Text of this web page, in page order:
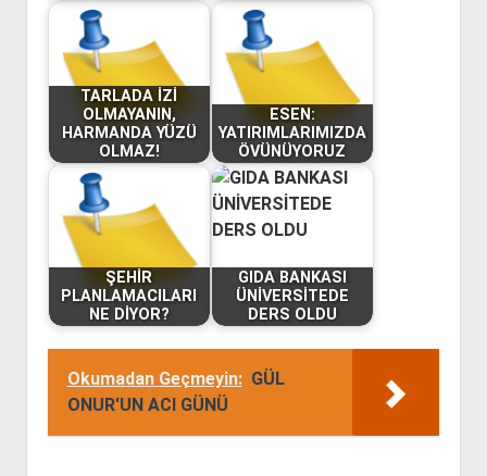
TARLADA İZİ
OLMAYANIN,
HARMANDA YÜZÜ
OLMAZ!
ESEN:
YATIRIMLARIMIZDA
ÖVÜNÜYORUZ
ŞEHİR
PLANLAMACILARI
NE DİYOR?
GIDA BANKASI
ÜNİVERSİTEDE
DERS OLDU
Okumadan Geçmeyin: GÜL
ONUR'UN ACI GÜNÜ